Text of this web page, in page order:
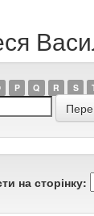
P Q R S
на сторінку: